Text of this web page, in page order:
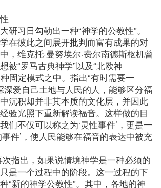
研习日勾勒出一种“神学的公教性”。
在彼此之间展开批判而富有成果的对
，维克托·曼努埃尔·费尔南德斯枢机曾
被“罗马古典神学”以及“北欧神
固定模式之中。指出“有时需要一
深爱自己土地与人民的人，能够区分福
沉积却并非其本质的文化层，并因此
验光照下重新解读福音。这样做的目
们不仅可以称之为‘灵性事件’，更是一
件’，使人民能够在福音的表达中被充
次指出，如果说情境神学是一种必须的
是一个过程中的阶段。这一过程的下
“新的神学公教性”。其中，各地的神